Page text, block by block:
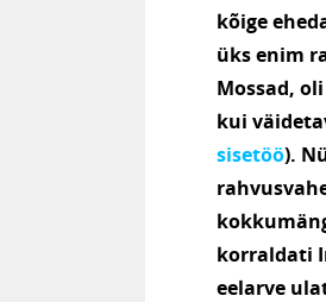
kõige
üks enim
Mossad,
kui
sisetöö).
korraldati
eelarve